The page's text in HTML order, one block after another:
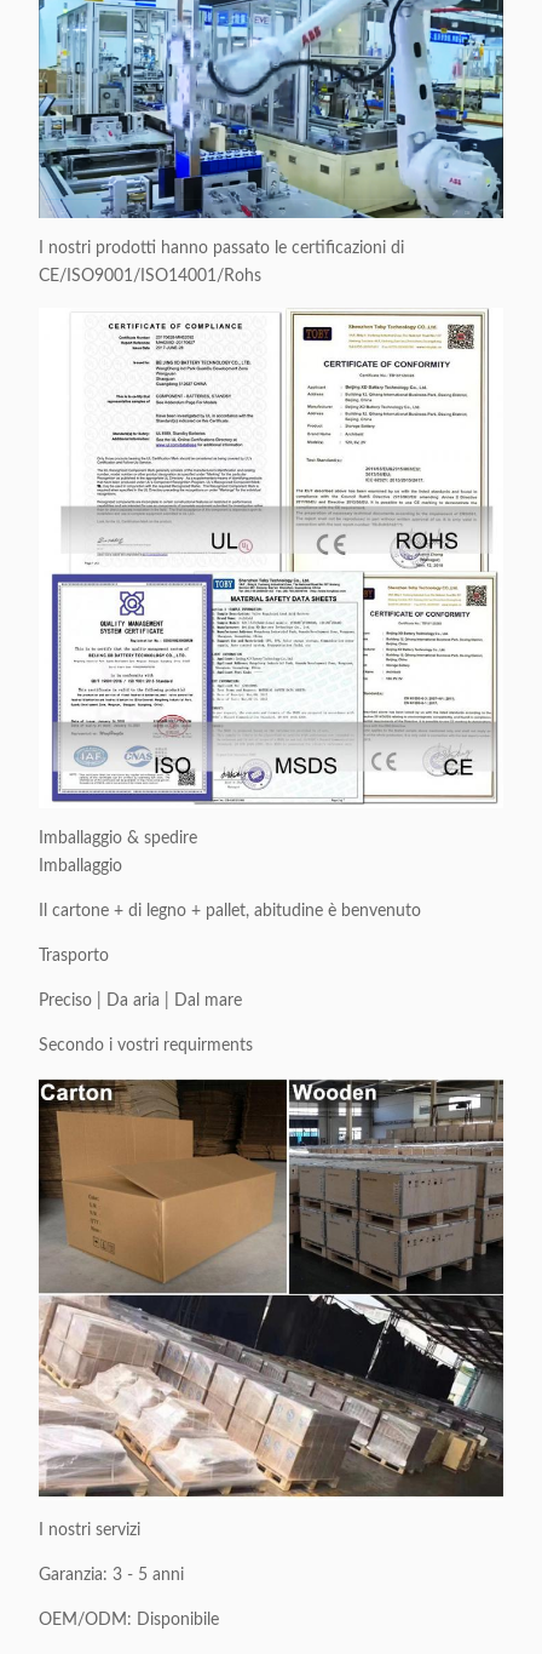
I nostri prodotti hanno passato le certificazioni di
CE/ISO9001/ISO14001/Rohs
Imballaggio & spedire
Imballaggio
Il cartone + di legno + pallet, abitudine è benvenuto
Trasporto
Preciso | Da aria | Dal mare
Secondo i vostri requirments
I nostri servizi
Garanzia: 3 - 5 anni
OEM/ODM: Disponibile